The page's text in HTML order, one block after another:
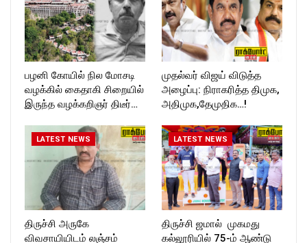
பழனி கோயில் நில மோசடி
வழக்கில் கைதாகி சிறையில்
இருந்த வழக்கறிஞர் திடீர்…
முதல்வர் விஜய் விடுத்த
அழைப்பு: நிராகரித்த திமுக,
அதிமுக,தேமுதிக…!
LATEST NEWS
திருச்சி அருகே
விவசாயியிடம் லஞ்சம்
LATEST NEWS
திருச்சி ஜமால் முகமது
கல்லூரியில் 75-ம் ஆண்டு